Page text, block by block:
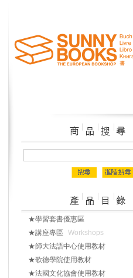
★學習套書優惠區
★講座專區
Workshops
★師大法語中心使用教材
★歌德學院使用教材
★法國文化協會使用教材